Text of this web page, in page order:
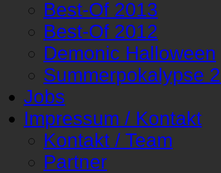
Best-Of 2013
Best-Of 2012
Demonic Halloween
Summerpokalypse
Jobs
Impressum / Kontakt
Kontakt / Team
Partner